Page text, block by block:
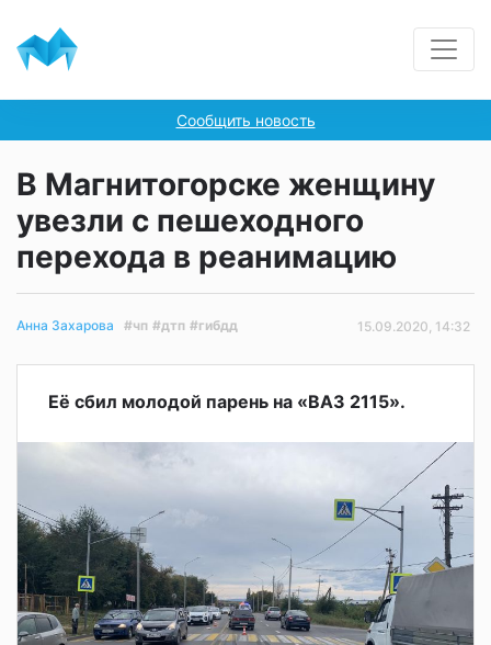
Сообщить новость
В Магнитогорске женщину
увезли с пешеходного
перехода в реанимацию
Анна Захарова #чп #дтп #гибдд 15.09.2020, 14:32
Её сбил молодой парень на «ВАЗ 2115».